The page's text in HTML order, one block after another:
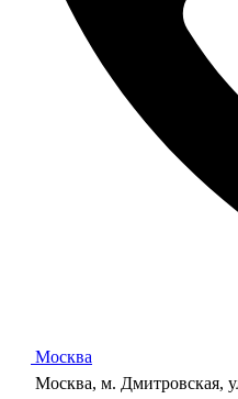
Москва
Москва, м. Дмитровская,